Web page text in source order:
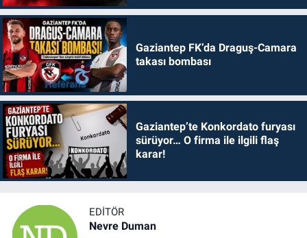
Gaziantep FK’da Draguş-Camara
takası bombası
Gaziantep’te Konkordato furyası
sürüyor… O firma ile ilgili flaş
karar!
EDITÖR
Nevre Duman